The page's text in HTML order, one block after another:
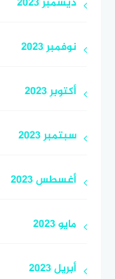
نوفمبر 2023
أكتوبر 2023
سبتمبر 2023
أغسطس 2023
مايو 2023
أبريل 2023